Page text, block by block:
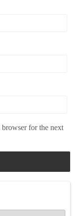
browser for the next